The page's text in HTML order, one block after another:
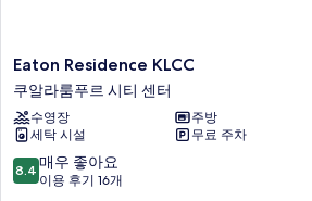
Eaton
Residence
KLCC
쿠
알
라
룸
Eaton Residence KLCC
쿠알라룸푸르 시티 센터
수영장
주방
세탁 시설
무료 주차
10
점
8.4 매우 좋아요
이용 후기 16개